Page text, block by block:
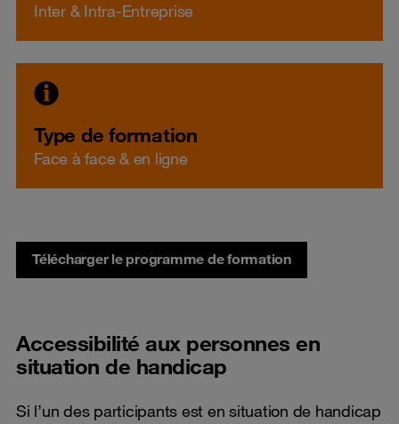
Inter & Intra-Entreprise
Type de formation
Face à face & en ligne
Télécharger le programme de formation
Accessibilité aux personnes en
situation de handicap
Si l’un des participants est en situation de handicap